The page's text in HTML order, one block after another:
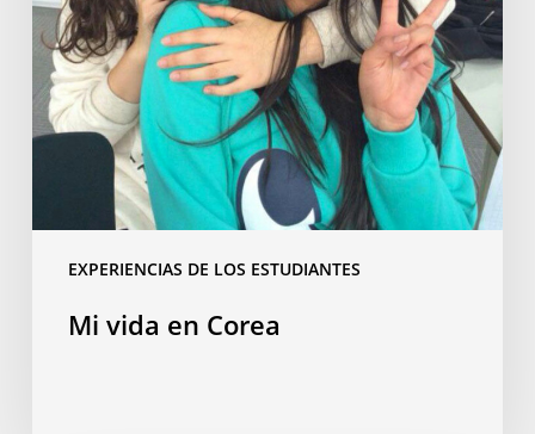
EXPERIENCIAS DE LOS ESTUDIANTES
Mi vida en Corea